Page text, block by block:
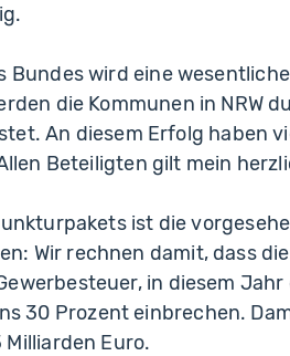
Bundes wird eine
die Kommunen in NRW
An diesem Erfolg haben
Beteiligten gilt mein
ist die
Wir rechnen damit, dass
in diesem
30 Prozent einbrechen.
Euro.